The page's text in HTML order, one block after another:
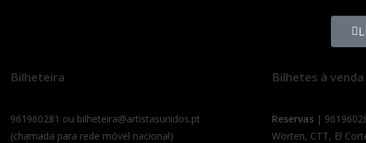
Bilheteira
961960281 ou bilheteira@artistasunidos.pt
(chamada para rede móvel nacional)
Bilhetes à venda
Reservas |
Worten, CTT, El